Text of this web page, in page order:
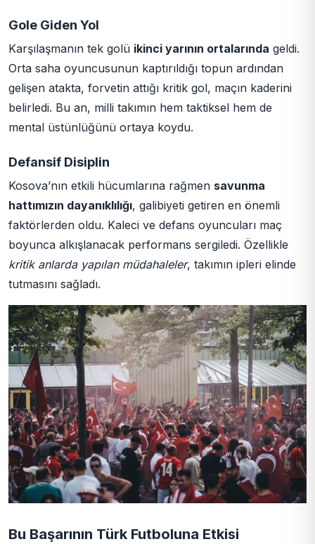
Gole Giden Yol
Karşılaşmanın tek golü ikinci yarının ortalarında geldi.
Orta saha oyuncusunun kaptırıldığı topun ardından
gelişen atakta, forvetin attığı kritik gol, maçın kaderini
belirledi. Bu an, milli takımın hem taktiksel hem de
mental üstünlüğünü ortaya koydu.
Defansif Disiplin
Kosova’nın etkili hücumlarına rağmen savunma
hattımızın dayanıklılığı, galibiyeti getiren en önemli
faktörlerden oldu. Kaleci ve defans oyuncuları maç
boyunca alkışlanacak performans sergiledi. Özellikle
kritik anlarda yapılan müdahaleler, takımın ipleri elinde
tutmasını sağladı.
Bu Başarının Türk Futboluna Etkisi